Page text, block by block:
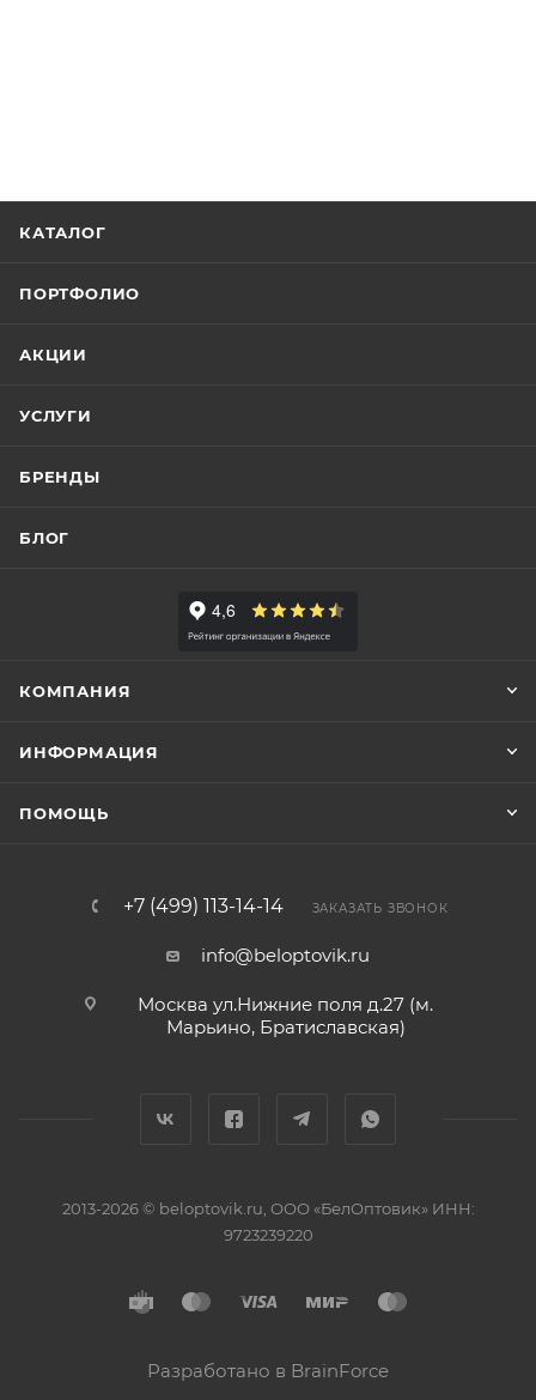
КАТАЛОГ
ПОРТФОЛИО
АКЦИИ
УСЛУГИ
БРЕНДЫ
БЛОГ
КОМПАНИЯ
ИНФОРМАЦИЯ
ПОМОЩЬ
+7 (499) 113-14-14 ЗАКАЗАТЬ ЗВОНОК
info@beloptovik.ru
Москва ул.Нижние поля д.27 (м.
Марьино, Братиславская)
2013-2026 © beloptovik.ru, ООО «БелОптовик» ИНН:
9723239220
Разработано в BrainForce